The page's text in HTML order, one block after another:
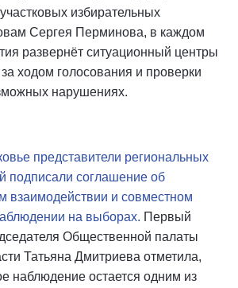
избирательных
Сергея Перминова, в каждом
развернёт ситуационный центры
ходом голосования и проверки
нарушениях.
представители региональных
подписали соглашение об
взаимодействии и совместном
на выборах. Первый
Общественной палаты
Татьяна Дмитриева отметила,
наблюдение остается одним из